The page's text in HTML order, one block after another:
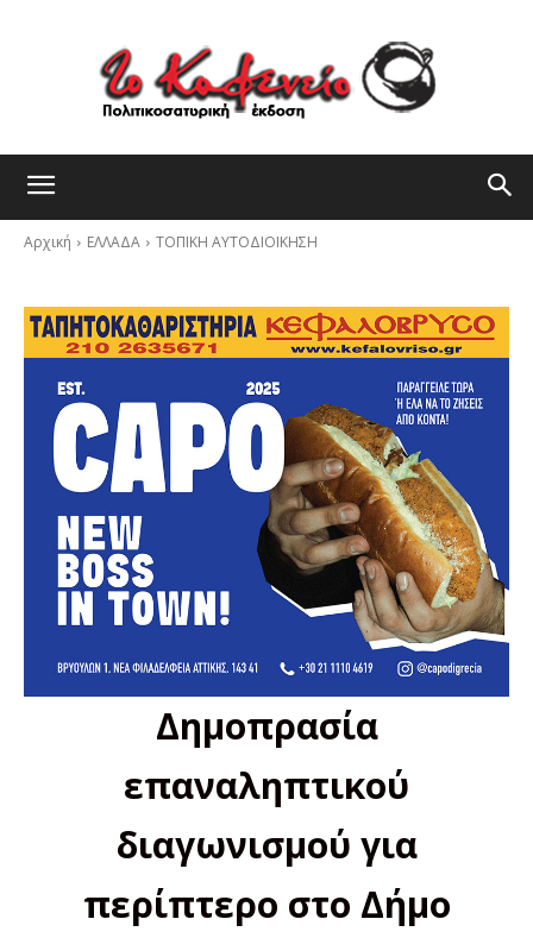
Αρχική ΕΛΛΑΔΑ ΤΟΠΙΚΗ ΑΥΤΟΔΙΟΙΚΗΣΗ
Δημοπρασία
επαναληπτικού
διαγωνισμού για
περίπτερο στο Δήμο